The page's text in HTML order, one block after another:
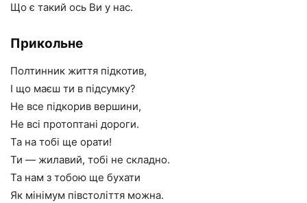
Що є такий ось Ви у нас.
Прикольне
Полтинник життя підкотив,
І що маєш ти в підсумку?
Не все підкорив вершини,
Не всі протоптані дороги.
Та на тобі ще орати!
Ти — жилавий, тобі не складно.
Та нам з тобою ще бухати
Як мінімум півстоліття можна.